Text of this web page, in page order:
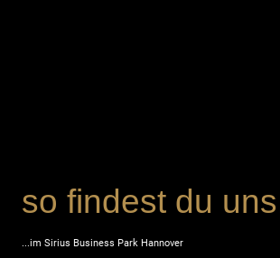
so findest du
...im Sirius Business Park Hannover